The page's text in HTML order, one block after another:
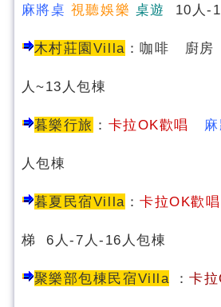
麻將桌 視聽娛樂 桌遊 10人-
木村莊園Villa ：咖啡 廚房
人~13人包棟
暮樂行旅 ： 卡拉OK歡唱
人包棟
暮夏民宿Villa ：卡拉OK歡唱
梯 6人-7人-16人包棟
聚樂部包棟民宿Villa ：卡